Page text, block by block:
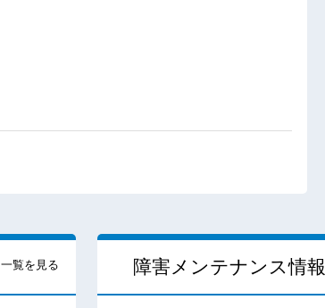
一覧を見る 障害メンテナンス情報